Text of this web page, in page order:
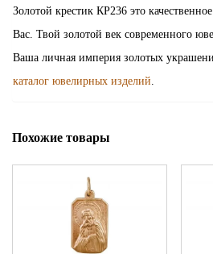
Золотой крестик КР236 это
Вас. Твой золотой век современного
Ваша личная империя золотых
каталог ювелирных изделий
Похожие товары